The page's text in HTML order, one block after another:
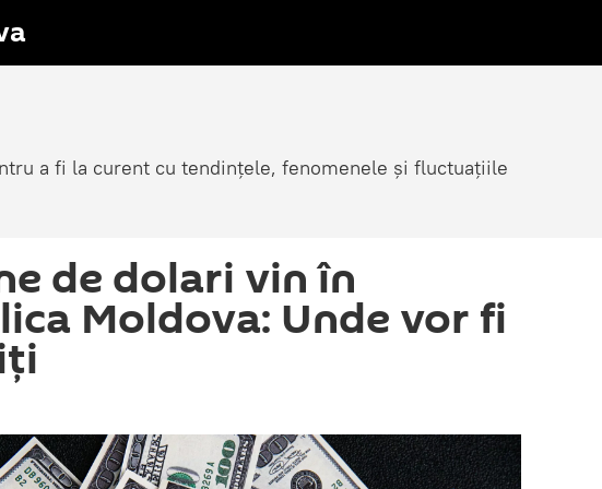
a fi la curent cu tendințele, fenomenele și fluctuațiile
de dolari vin în
Moldova: Unde vor fi